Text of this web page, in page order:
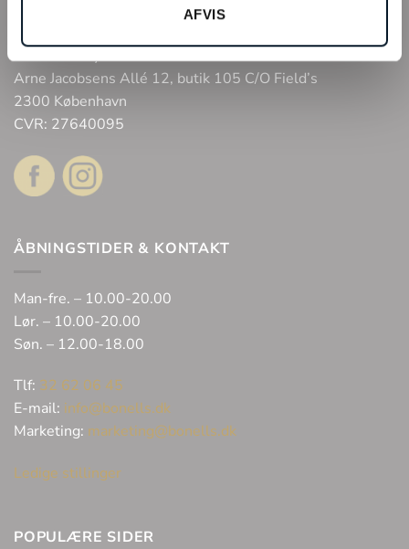
AFVIS
Bonell’s Smykker & Ure Fields
Arne Jacobsens Allé 12, butik 105 C/O Field’s
2300 København
CVR: 27640095
ÅBNINGSTIDER & KONTAKT
Man-fre. – 10.00-20.00
Lør. – 10.00-20.00
Søn. – 12.00-18.00
Tlf: 32 62 06 45
E-mail: info@bonells.dk
Marketing: marketing@bonells.dk
Ledige stillinger
POPULÆRE SIDER